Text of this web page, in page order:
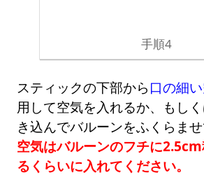
手順4
スティックの下部から 口の細
用して空気を入れるか、もし
き込んでバルーンをふくらませ
空気はバルーンのフチに
るくらいに入れてください。